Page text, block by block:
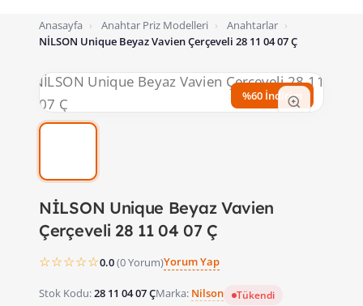
Anasayfa › Anahtar Priz Modelleri › Anahtarlar ›
NİLSON Unique Beyaz Vavien Çerçeveli 28 11 04 07 Ç
%60 İndirim
NİLSON Unique Beyaz Vavien
Çerçeveli 28 11 04 07 Ç
☆☆☆☆☆0.0(0 Yorum)Yorum Yap
Stok Kodu:28 11 04 07 ÇMarka: Nilson Tükendi